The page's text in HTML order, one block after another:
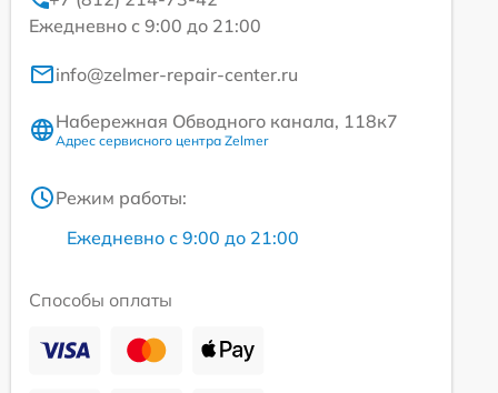
Ежедневно с 9:00 до 21:00
info@zelmer-repair-center.ru
Набережная Обводного канала, 118к7
Адрес сервисного центра Zelmer
Режим работы:
Ежедневно с 9:00 до 21:00
Способы оплаты